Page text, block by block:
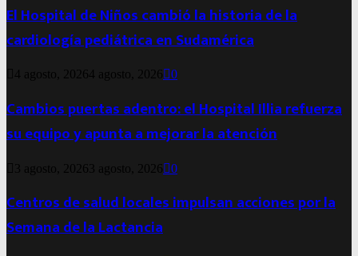
El Hospital de Niños cambió la historia de la
cardiología pediátrica en Sudamérica
4 agosto, 20264 agosto, 2026 0
Cambios puertas adentro: el Hospital Illia refuerza
su equipo y apunta a mejorar la atención
3 agosto, 2026 3 agosto, 2026 0
Centros de salud locales impulsan acciones por la
Semana de la Lactancia